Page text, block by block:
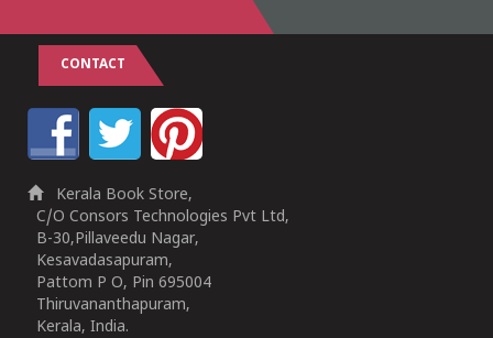
CONTACT
Kerala Book Store,
C/O Consors Technologies Pvt Ltd,
B-30,Pillaveedu Nagar,
Kesavadasapuram,
Pattom P O, Pin 695004
Thiruvananthapuram,
Kerala, India.